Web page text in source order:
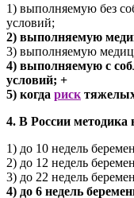
1) выполняемую без
условий;
2) выполняемую
3) выполняемую
4) выполняемую с
условий; +
5) когда риск
4. В России методика
1) до 10 недель
2) до 12 недель
3) до 22 недель
4) до 6 недель